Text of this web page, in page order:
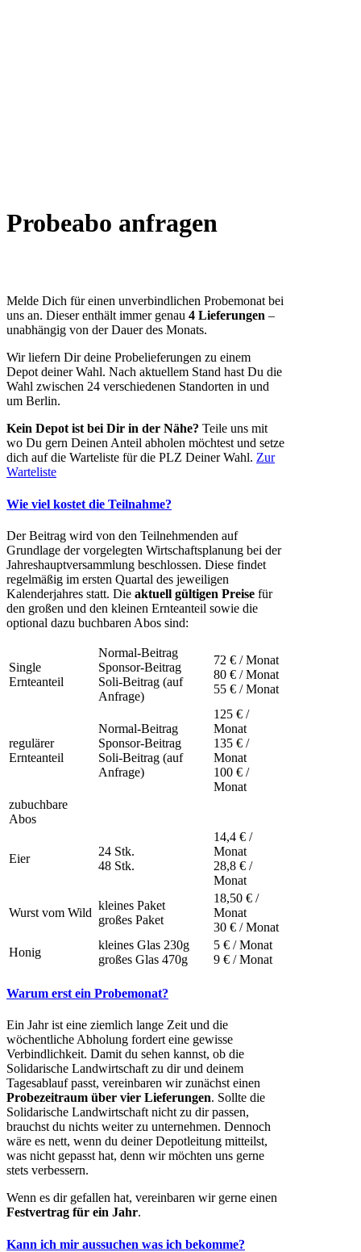
Probeabo anfragen
Melde Dich für einen unverbindlichen Probemonat bei
uns an. Dieser enthält immer genau 4 Lieferungen –
unabhängig von der Dauer des Monats.
Wir liefern Dir deine Probelieferungen zu einem
Depot deiner Wahl. Nach aktuellem Stand hast Du die
Wahl zwischen 24 verschiedenen Standorten in und
um Berlin.
Kein Depot ist bei Dir in der Nähe? Teile uns mit
wo Du gern Deinen Anteil abholen möchtest und setze
dich auf die Warteliste für die PLZ Deiner Wahl. Zur
Warteliste
Wie viel kostet die Teilnahme?
Der Beitrag wird von den Teilnehmenden auf
Grundlage der vorgelegten Wirtschaftsplanung bei der
Jahreshauptversammlung beschlossen. Diese findet
regelmäßig im ersten Quartal des jeweiligen
Kalenderjahres statt. Die aktuell gültigen Preise für
den großen und den kleinen Ernteanteil sowie die
optional dazu buchbaren Abos sind:
Single
Ernteanteil
Normal-Beitrag
Sponsor-Beitrag
Soli-Beitrag (auf
Anfrage)
72 € / Monat
80 € / Monat
55 € / Monat
regulärer
Ernteanteil
Normal-Beitrag
Sponsor-Beitrag
Soli-Beitrag (auf
Anfrage)
125 € /
Monat
135 € /
Monat
100 € /
Monat
zubuchbare
Abos
Eier
24 Stk.
48 Stk.
14,4 € /
Monat
28,8 € /
Monat
Wurst vom Wild
kleines Paket
großes Paket
18,50 € /
Monat
30 € / Monat
Honig
kleines Glas 230g
großes Glas 470g
5 € / Monat
9 € / Monat
Warum erst ein Probemonat?
Ein Jahr ist eine ziemlich lange Zeit und die
wöchentliche Abholung fordert eine gewisse
Verbindlichkeit. Damit du sehen kannst, ob die
Solidarische Landwirtschaft zu dir und deinem
Tagesablauf passt, vereinbaren wir zunächst einen
Probezeitraum über vier Lieferungen. Sollte die
Solidarische Landwirtschaft nicht zu dir passen,
brauchst du nichts weiter zu unternehmen. Dennoch
wäre es nett, wenn du deiner Depotleitung mitteilst,
was nicht gepasst hat, denn wir möchten uns gerne
stets verbessern.
Wenn es dir gefallen hat, vereinbaren wir gerne einen
Festvertrag für ein Jahr.
Kann ich mir aussuchen was ich bekomme?